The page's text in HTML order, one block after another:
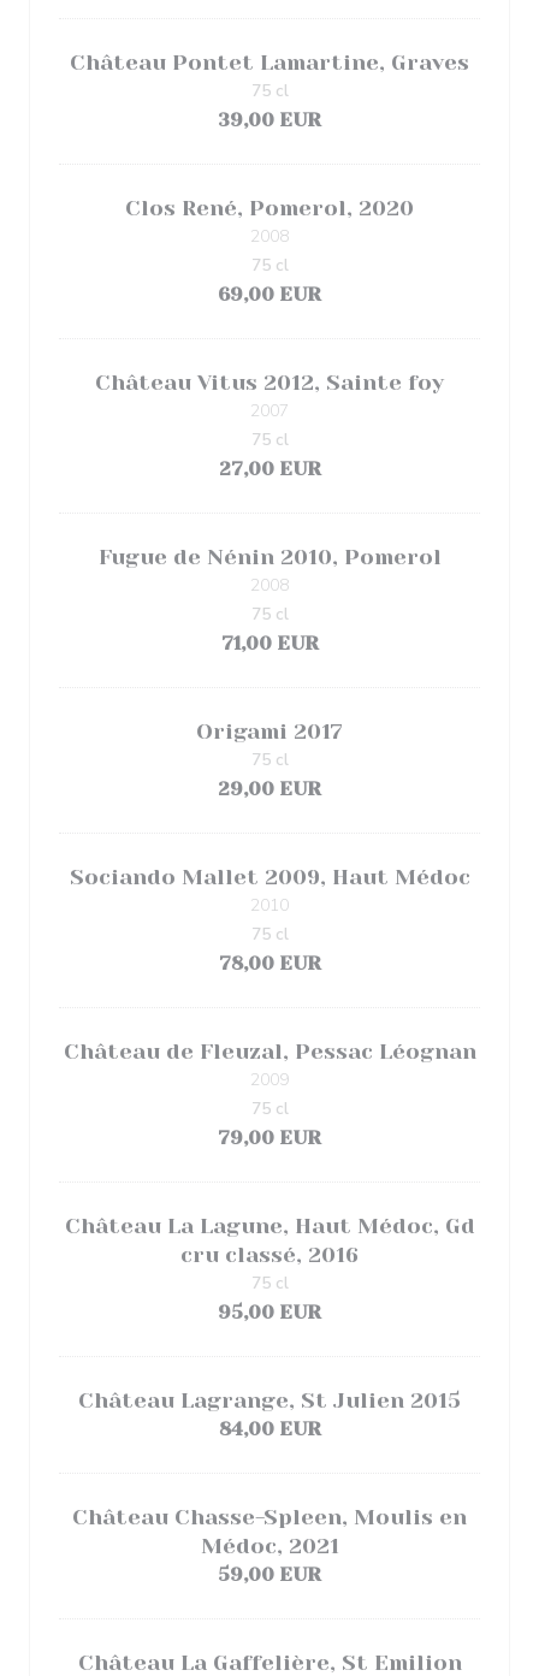
Château Pontet Lamartine, Graves
39,00 EUR
75 cl
Clos René, Pomerol, 2020
2008
69,00 EUR
75 cl
Château Vitus 2012, Sainte foy
2007
27,00 EUR
75 cl
Fugue de Nénin 2010, Pomerol
2008
71,00 EUR
75 cl
Origami 2017
29,00 EUR
75 cl
Sociando Mallet 2009, Haut Médoc
2010
78,00 EUR
75 cl
Château de Fleuzal, Pessac Léognan
2009
79,00 EUR
75 cl
Château La Lagune, Haut Médoc, Gd
cru classé, 2016
95,00 EUR
75 cl
Château Lagrange, St Julien 2015
84,00 EUR
Château Chasse-Spleen, Moulis en
Médoc, 2021
59,00 EUR
Château La Gaffelière, St Emilion